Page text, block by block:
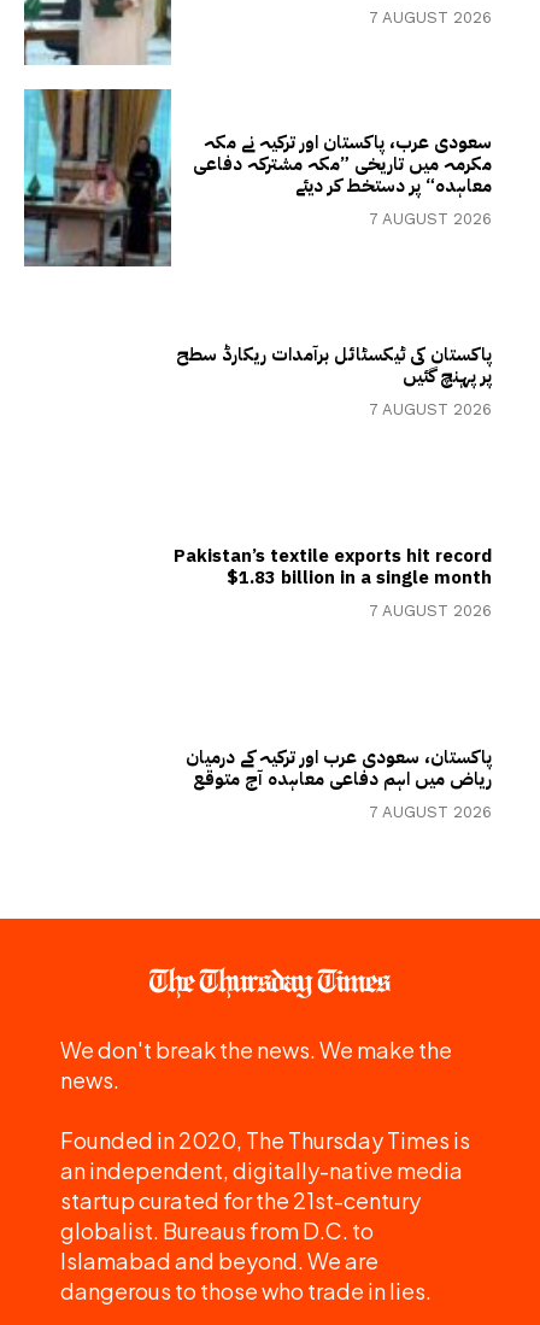
7 AUGUST 2026
سعودی عرب، پاکستان اور ترکیہ نے مکہ
مکرمہ میں تاریخی ”مکہ مشترکہ دفاعی
معاہدہ“ پر دستخط کر دیئے
7 AUGUST 2026
پاکستان کی ٹیکسٹائل برآمدات ریکارڈ سطح
پر پہنچ گئیں
7 AUGUST 2026
Pakistan’s textile exports hit record
$1.83 billion in a single month
7 AUGUST 2026
پاکستان، سعودی عرب اور ترکیہ کے درمیان
ریاض میں اہم دفاعی معاہدہ آج متوقع
7 AUGUST 2026
We don't break the news. We make the
news.
Founded in 2020, The Thursday Times is
an independent, digitally-native media
startup curated for the 21st-century
globalist. Bureaus from D.C. to
Islamabad and beyond. We are
dangerous to those who trade in lies.